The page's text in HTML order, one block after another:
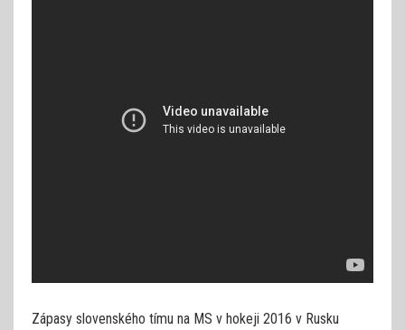
Zápasy slovenského tímu na MS v hokeji 2016 v Rusku